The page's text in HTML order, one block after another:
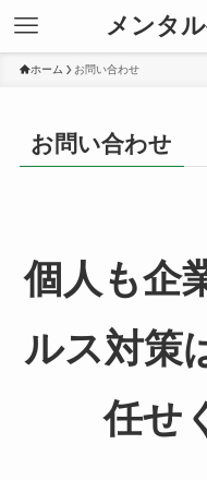
メンタ
ホーム お問い合わせ
お問い合わせ
個人も企
ルス対策
任せ